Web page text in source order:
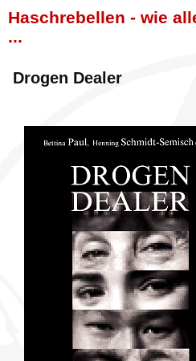
Haschrebellen - wie
...
Drogen Dealer